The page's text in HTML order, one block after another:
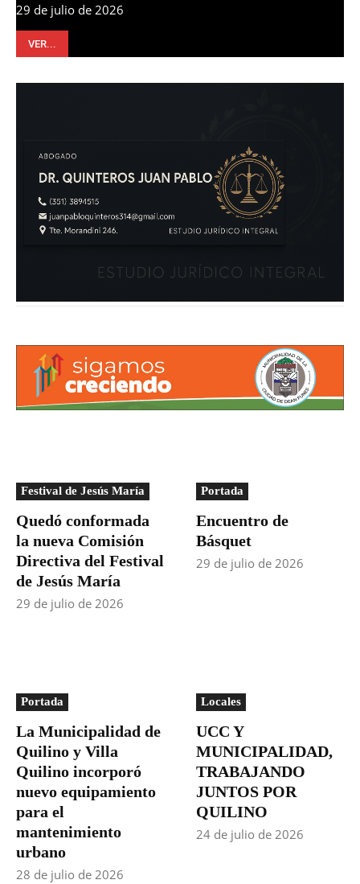
29 de julio de 2026
VER...
Festival de Jesús María
Quedó conformada
la nueva Comisión
Directiva del Festival
de Jesús María
29 de julio de 2026
Portada
Encuentro de
Básquet
29 de julio de 2026
Portada
La Municipalidad de
Quilino y Villa
Quilino incorporó
nuevo equipamiento
para el
mantenimiento
urbano
28 de julio de 2026
Locales
UCC Y
MUNICIPALIDAD,
TRABAJANDO
JUNTOS POR
QUILINO
24 de julio de 2026